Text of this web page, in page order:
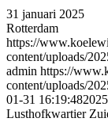
31 januari 2025
Rotterdam
https://
content/uploads/
admin https://
content/uploads/
01-31 16:19:48
Lusthofkwartier